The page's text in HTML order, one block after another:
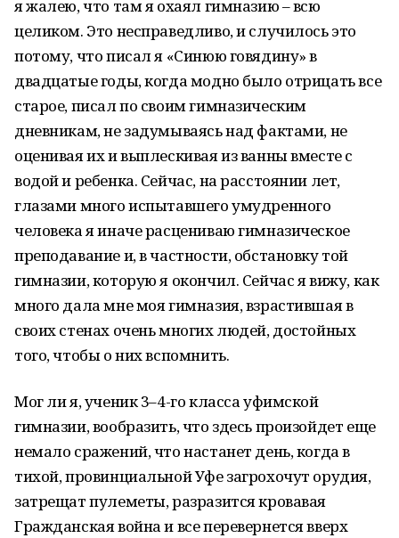
я жалею, что там я охаял гимназию – всю
целиком. Это несправедливо, и случилось это
потому, что писал я «Синюю говядину» в
двадцатые годы, когда модно было отрицать все
старое, писал по своим гимназическим
дневникам, не задумываясь над фактами, не
оценивая их и выплескивая из ванны вместе с
водой и ребенка. Сейчас, на расстоянии лет,
глазами много испытавшего умудренного
человека я иначе расцениваю гимназическое
преподавание и, в частности, обстановку той
гимназии, которую я окончил. Сейчас я вижу, как
много дала мне моя гимназия, взрастившая в
своих стенах очень многих людей, достойных
того, чтобы о них вспомнить.
Мог ли я, ученик 3–4-го класса уфимской
гимназии, вообразить, что здесь произойдет еще
немало сражений, что настанет день, когда в
тихой, провинциальной Уфе загрохочут орудия,
затрещат пулеметы, разразится кровавая
Гражданская война и все перевернется вверх